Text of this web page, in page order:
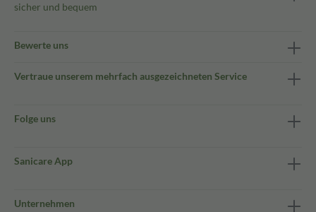
sicher und bequem
Bewerte uns
Vertraue unserem mehrfach ausgezeichneten Service
Folge uns
Sanicare App
Unternehmen